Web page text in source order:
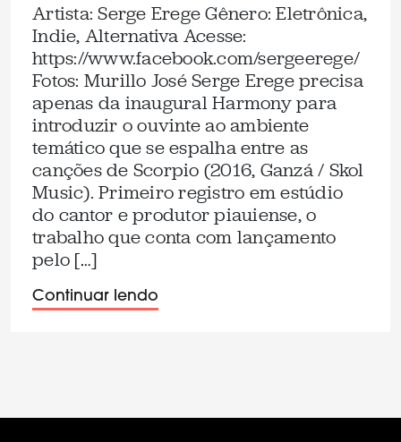
Artista: Serge Erege Gênero: Eletrônica,
Indie, Alternativa Acesse:
https://www.facebook.com/sergeerege/
Fotos: Murillo José Serge Erege precisa
apenas da inaugural Harmony para
introduzir o ouvinte ao ambiente
temático que se espalha entre as
canções de Scorpio (2016, Ganzá / Skol
Music). Primeiro registro em estúdio
do cantor e produtor piauiense, o
trabalho que conta com lançamento
pelo […]
Continuar lendo